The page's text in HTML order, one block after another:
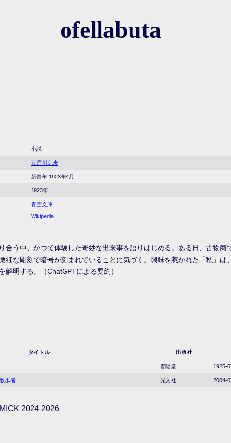
ofellabuta
小説
江戸川乱歩
新青年 1923年4月
1923年
青空文庫
Wikipedia
合う中、かつて体験した奇妙な出来事を語りはじめる。ある日、古物商
細な彫刻で暗号が刻まれていることに気づく。興味を惹かれた「私」は
解明する。（ChatGPTによる要約）
タイトル 出版社
春陽堂 1925-
歩者 光文社 2004-
2024-2026